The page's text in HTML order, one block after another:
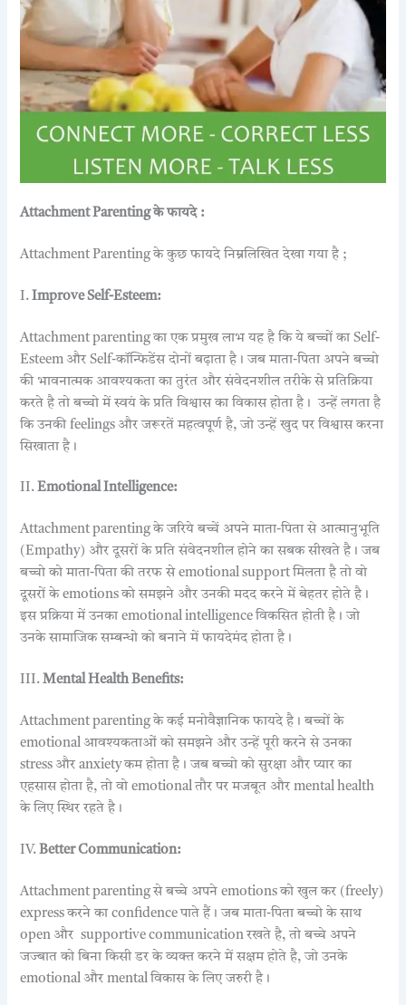
Attachment Parenting के फायदे :
Attachment Parenting के कुछ फायदे निम्नलिखित देखा गया है ;
I.Improve Self-Esteem:
Attachment parenting का एक प्रमुख लाभ यह है कि ये बच्चों का Self-
Esteem और Self-कॉन्फिडेंस दोनों बढ़ाता है। जब माता-पिता अपने बच्चो
की भावनात्मक आवश्यकता का तुरंत और संवेदनशील तरीके से प्रतिक्रिया
करते है तो बच्चो में स्वयं के प्रति विश्वास का विकास होता है। उन्हें लगता है
कि उनकी feelings और जरूरतें महत्वपूर्ण है, जो उन्हें खुद पर विश्वास करना
सिखाता है।
II.Emotional Intelligence:
Attachment parenting के जरिये बच्चें अपने माता-पिता से आत्मानुभूति
(Empathy) और दूसरों के प्रति संवेदनशील होने का सबक सीखते है। जब
बच्चो को माता-पिता की तरफ से emotional support मिलता है तो वो
दूसरों के emotions को समझने और उनकी मदद करने में बेहतर होते है।
इस प्रक्रिया में उनका emotional intelligence विकसित होती है। जो
उनके सामाजिक सम्बन्धो को बनाने में फायदेमंद होता है।
III.Mental Health Benefits:
Attachment parenting के कई मनोवैज्ञानिक फायदे है। बच्चों के
emotional आवश्यकताओं को समझने और उन्हें पूरी करने से उनका
stress और anxiety कम होता है। जब बच्चो को सुरक्षा और प्यार का
एहसास होता है, तो वो emotional तौर पर मजबूत और mental health
के लिए स्थिर रहते है।
IV.Better Communication:
Attachment parenting से बच्चे अपने emotions को खुल कर (freely)
express करने का confidence पाते हैं। जब माता-पिता बच्चो के साथ
open और supportive communication रखते है, तो बच्चे अपने
जज्बात को बिना किसी डर के व्यक्त करने में सक्षम होते है, जो उनके
emotional और mental विकास के लिए जरुरी है।